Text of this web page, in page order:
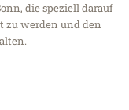
die speziell darauf
zu werden und den